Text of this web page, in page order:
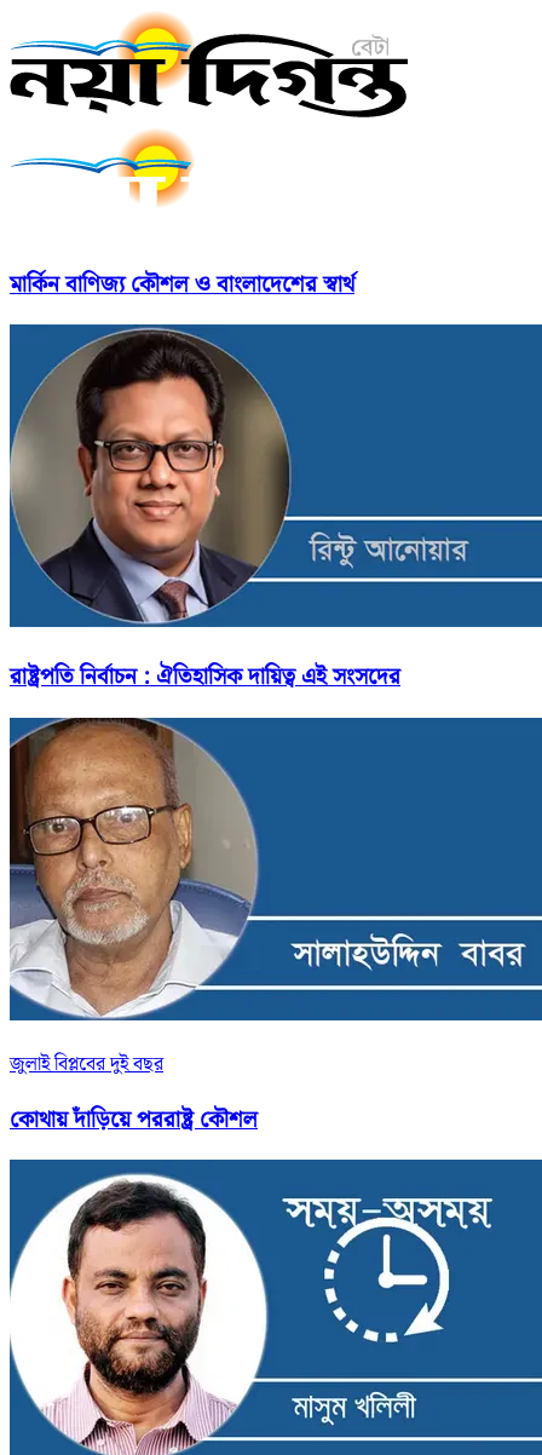
মার্কিন বাণিজ্য কৌশল ও বাংলাদেশের স্বার্থ
রাষ্ট্রপতি নির্বাচন : ঐতিহাসিক দায়িত্ব এই সংসদের
জুলাই বিপ্লবের দুই বছর
কোথায় দাঁড়িয়ে পররাষ্ট্র কৌশল